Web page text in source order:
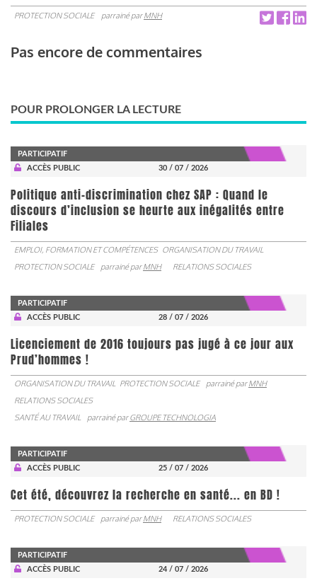
PROTECTION SOCIALE parrainé parMNH
Pas encore de commentaires
POUR PROLONGER LA LECTURE
PARTICIPATIF
ACCÈS PUBLIC
30 / 07 / 2026
Politique anti-discrimination chez SAP : Quand le
discours d’inclusion se heurte aux inégalités entre
Filiales
EMPLOI, FORMATION ET COMPÉTENCES ORGANISATION DU TRAVAIL
PROTECTION SOCIALE
parrainé parMNH RELATIONS SOCIALES
PARTICIPATIF
ACCÈS PUBLIC
28 / 07 / 2026
Licenciement de 2016 toujours pas jugé à ce jour aux
Prud’hommes !
ORGANISATION DU TRAVAIL PROTECTION SOCIALE parrainé parMNH
RELATIONS SOCIALES
SANTÉ AU TRAVAIL
parrainé parGROUPE TECHNOLOGIA
PARTICIPATIF
ACCÈS PUBLIC
25 / 07 / 2026
Cet été, découvrez la recherche en santé... en BD !
PROTECTION SOCIALE parrainé parMNH RELATIONS SOCIALES
PARTICIPATIF
ACCÈS PUBLIC
24 / 07 / 2026